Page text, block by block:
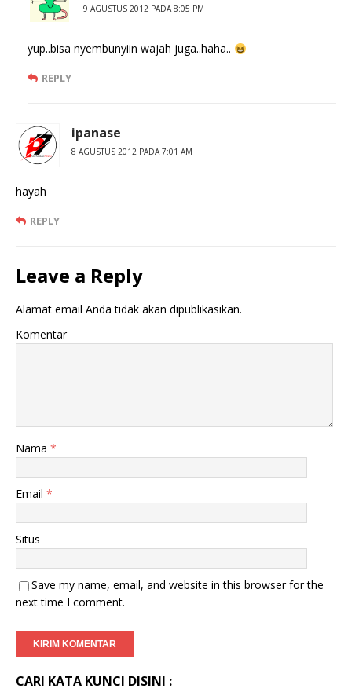
9 AGUSTUS 2012 PADA 8:05 PM
yup..bisa nyembunyiin wajah juga..haha..
REPLY
ipanase
8 AGUSTUS 2012 PADA 7:01 AM
hayah
REPLY
Leave a Reply
Alamat email Anda tidak akan dipublikasikan.
Komentar
Nama *
Email *
Situs
Save my name, email, and website in this browser for the
next time I comment.
CARI KATA KUNCI DISINI :